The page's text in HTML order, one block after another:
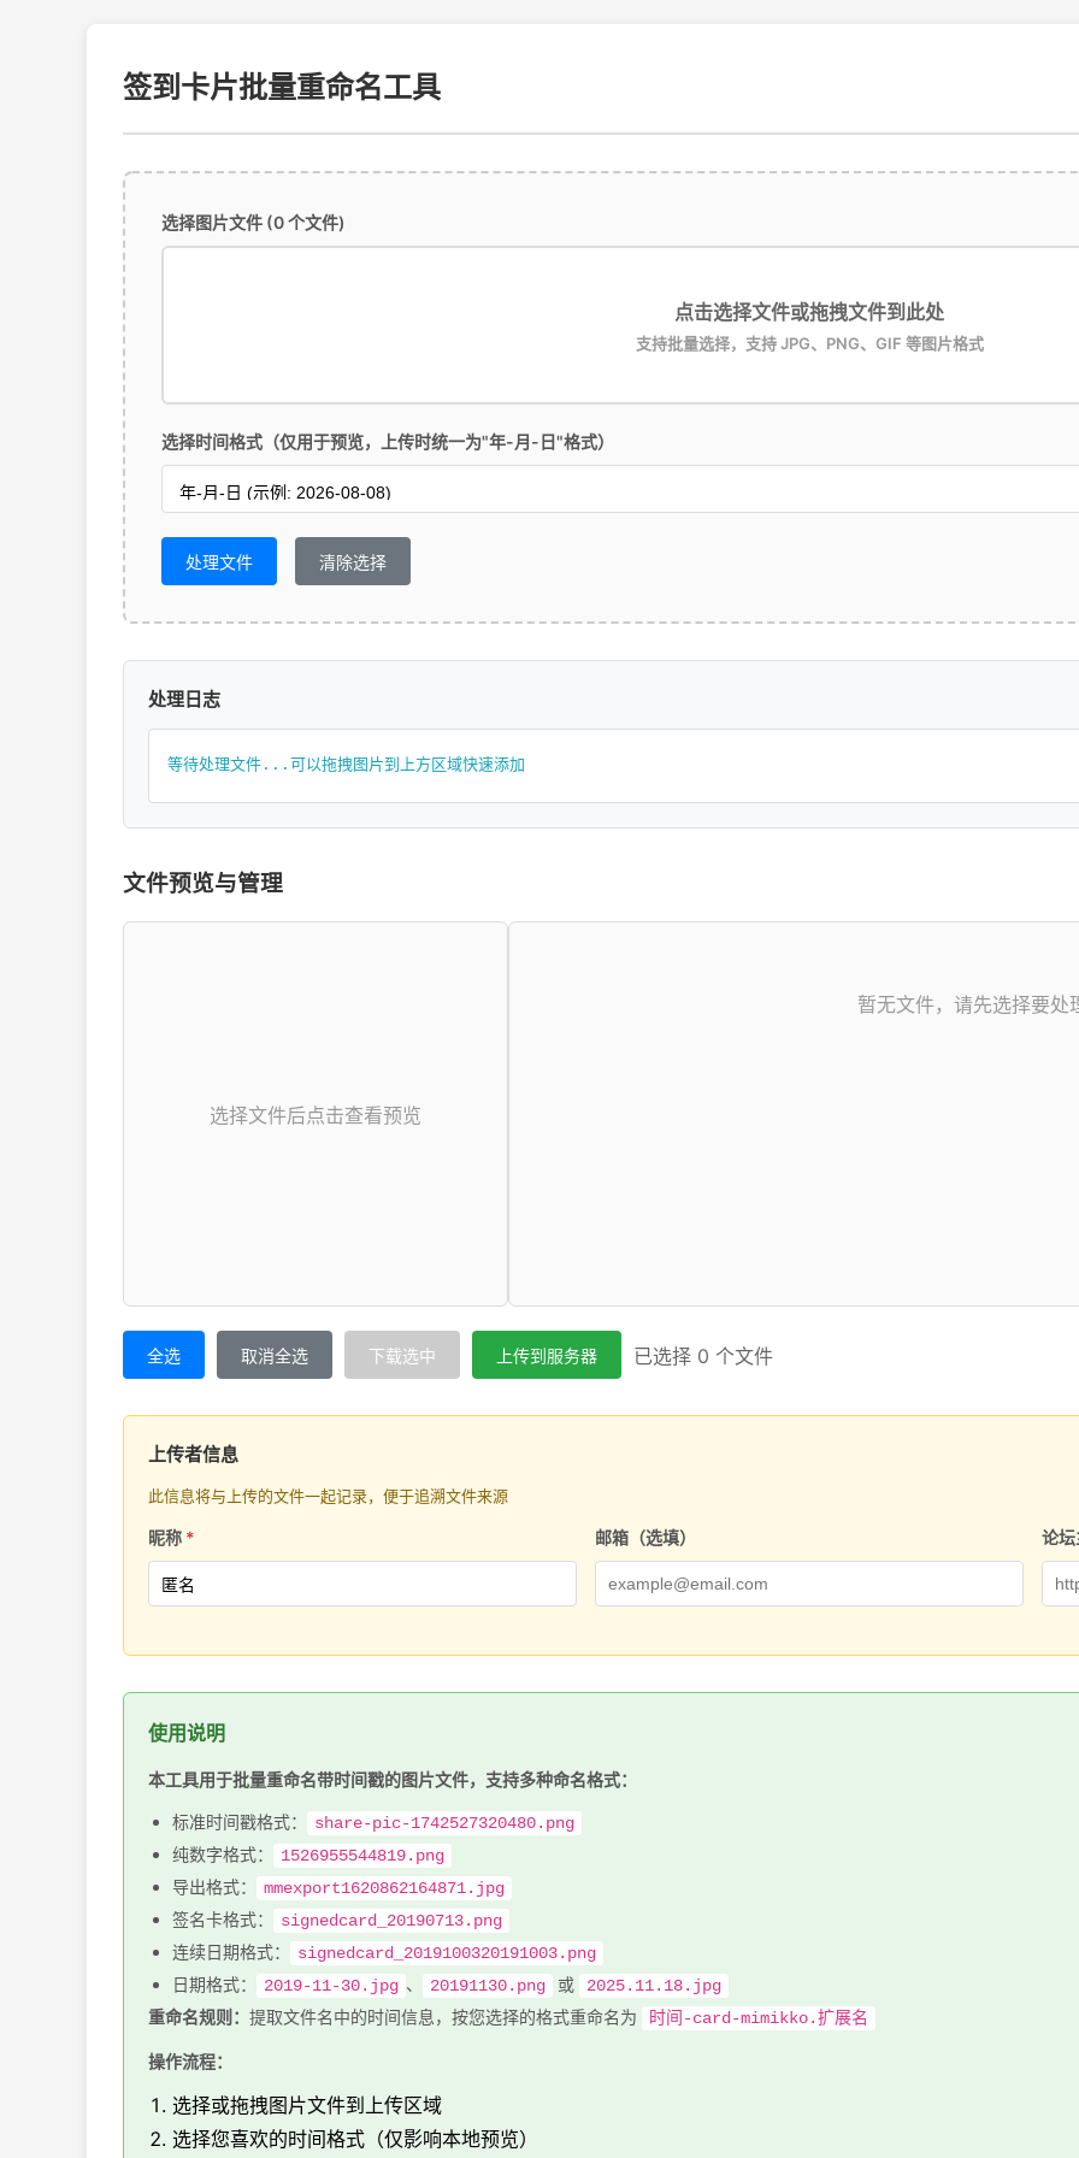
签到卡片批量重命名工具
选择图片文件 (0 个文件)
点击选择文件或拖拽文件到此处
支持批量选择，支持 JPG、PNG、GIF 等图片格式
选择时间格式（仅用于预览，上传时统一为"年-月-日"格式）
处理文件 清除选择
处理日志
等待处理文件...可以拖拽图片到上方区域快速添加
文件预览与管理
选择文件后点击查看预览
暂无文件，请先选择要处
全选 取消全选 下载选中 上传到服务器 已选择 0 个文件
上传者信息
此信息将与上传的文件一起记录，便于追溯文件来源
昵称 * 邮箱（选填） 论
使用说明
本工具用于批量重命名带时间戳的图片文件，支持多种命名格式：
标准时间戳格式： share-pic-1742527320480.png
纯数字格式： 1526955544819.png
导出格式： mmexport1620862164871.jpg
签名卡格式： signedcard_20190713.png
连续日期格式： signedcard_2019100320191003.png
日期格式： 2019-11-30.jpg 、 20191130.png 或 2025.11.18.jpg
重命名规则： 提取文件名中的时间信息，按您选择的格式重命名为 时间-card-mimikko.扩展名
操作流程：
选择或拖拽图片文件到上传区域
选择您喜欢的时间格式（仅影响本地预览）